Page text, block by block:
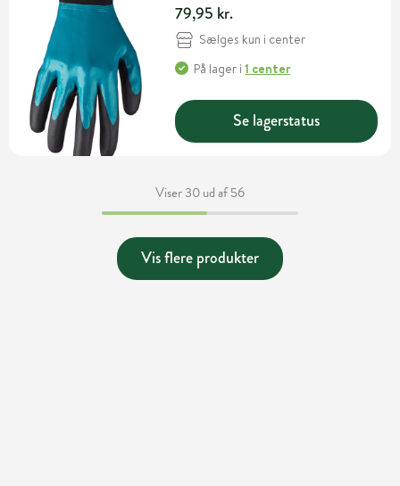
79,95 kr.
Sælges kun i center
På lager i1 center
Se lagerstatus
Viser 30 ud af 56
Vis flere produkter